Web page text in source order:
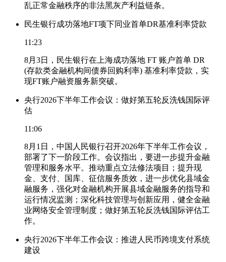
乱正常金融秩序的非法黑灰产利益链条。
民生银行成功落地FT项下同业首单DR基准利率贷款
11:23
8月3日，民生银行在上海成功落地 FT 账户首单 DR
(存款类金融机构间债券回购利率) 基准利率贷款，实
现FT账户融资服务新突破。
央行2026下半年工作会议：做好第五轮反洗钱国际评
估
11:06
8月1日，中国人民银行召开2026年下半年工作会议，
部署了下一阶段工作。会议指出，要进一步提升金融
管理和服务水平。推动重点立法修法项目；提升现
金、支付、国库、征信服务质效，进一步优化县域金
融服务，强化对金融机构开展县域金融服务的指导和
运行情况监测；深化科技管理与创新应用，健全金融
业网络安全管理制度；做好第五轮反洗钱国际评估工
作。
央行2026下半年工作会议：推进人民币跨境支付系统
建设